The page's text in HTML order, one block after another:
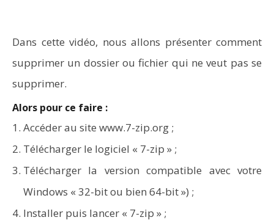
Comment supprimer un fichier qui ne veut pas se
supprimer (Dossier/Fichier)
Dans cette vidéo, nous allons présenter comment
supprimer un dossier ou fichier qui ne veut pas se
supprimer.
Alors pour ce faire :
Accéder au site www.7-zip.org ;
Télécharger le logiciel « 7-zip » ;
Télécharger la version compatible avec votre
Windows « 32-bit ou bien 64-bit ») ;
Installer puis lancer « 7-zip » ;